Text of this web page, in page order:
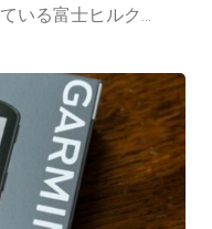
いる富士ヒルク...